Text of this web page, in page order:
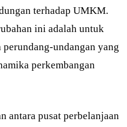
terhadap UMKM.
ini adalah untuk
undangan yang
perkembangan
antara pusat perbelanjaan